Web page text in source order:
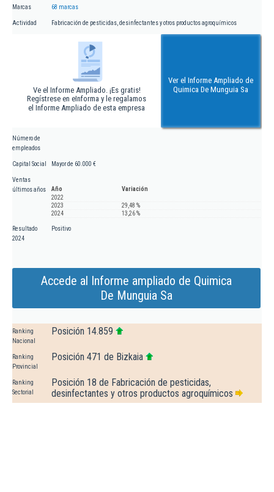
Marcas 68 marcas
Actividad Fabricación de pesticidas, desinfectantes y otros productos agroquímicos
Ve el Informe Ampliado. ¡Es gratis!
Regístrese en eInforma y le regalamos
el Informe Ampliado de esta empresa
Ver el Informe Ampliado de
Quimica De Munguia Sa
Número de
empleados
Capital Social Mayor de 60.000 €
Ventas
últimos años
Año
Variación
2022
2023
29,48 %
2024
13,26 %
Resultado
2024
Positivo
Accede al Informe ampliado de Quimica
De Munguia Sa
Ranking
Nacional
Posición 14.859
Ranking
Provincial
Posición 471 de Bizkaia
Ranking
Sectorial
Posición 18 de Fabricación de pesticidas,
desinfectantes y otros productos agroquímicos